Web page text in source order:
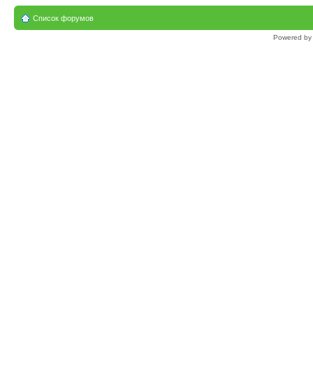
Список форумов
Powered by